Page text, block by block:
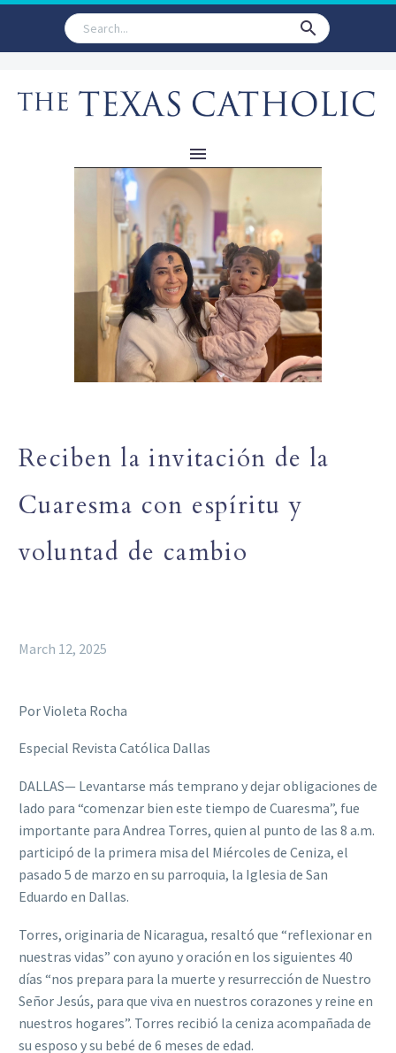
Reciben la invitación de la
Cuaresma con espíritu y
voluntad de cambio
March 12, 2025
Por Violeta Rocha
Especial Revista Católica Dallas
DALLAS— Levantarse más temprano y dejar obligaciones de
lado para “comenzar bien este tiempo de Cuaresma”, fue
importante para Andrea Torres, quien al punto de las 8 a.m.
participó de la primera misa del Miércoles de Ceniza, el
pasado 5 de marzo en su parroquia, la Iglesia de San
Eduardo en Dallas.
Torres, originaria de Nicaragua, resaltó que “reflexionar en
nuestras vidas” con ayuno y oración en los siguientes 40
días “nos prepara para la muerte y resurrección de Nuestro
Señor Jesús, para que viva en nuestros corazones y reine en
nuestros hogares”. Torres recibió la ceniza acompañada de
su esposo y su bebé de 6 meses de edad.